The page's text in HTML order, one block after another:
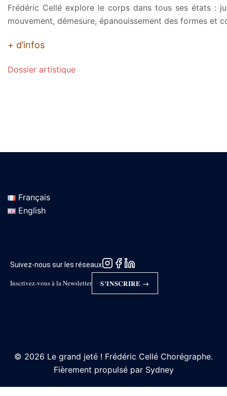
Frédéric Cellé explore le corps dans tous ses états :
mouvement, démesure, épanouissement des formes et
+ d’infos
Dossier artistique
Français
English
Suivez-nous sur les réseaux
Inscrivez-vous à la Newsletter S'INSCRIRE →
© 2026 Le grand jeté ! Frédéric Cellé Chorégraphe.
Fièrement propulsé par Sydney